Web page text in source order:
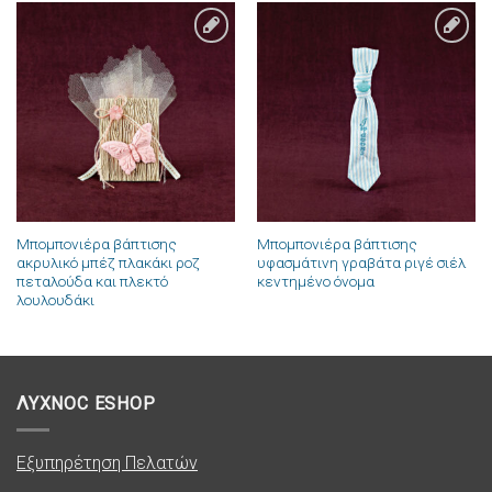
στην λίστα
επιθυμιών
Μπομπονιέρα βάπτισης
ακρυλικό μπέζ πλακάκι ροζ
πεταλούδα και πλεκτό
λουλουδάκι
Μπομπονιέρα βάπτισης
υφασμάτινη γραβάτα ριγέ σιέλ
κεντημένο όνομα
ΛΥΧΝΟC ESHOP
Εξυπηρέτηση Πελατών